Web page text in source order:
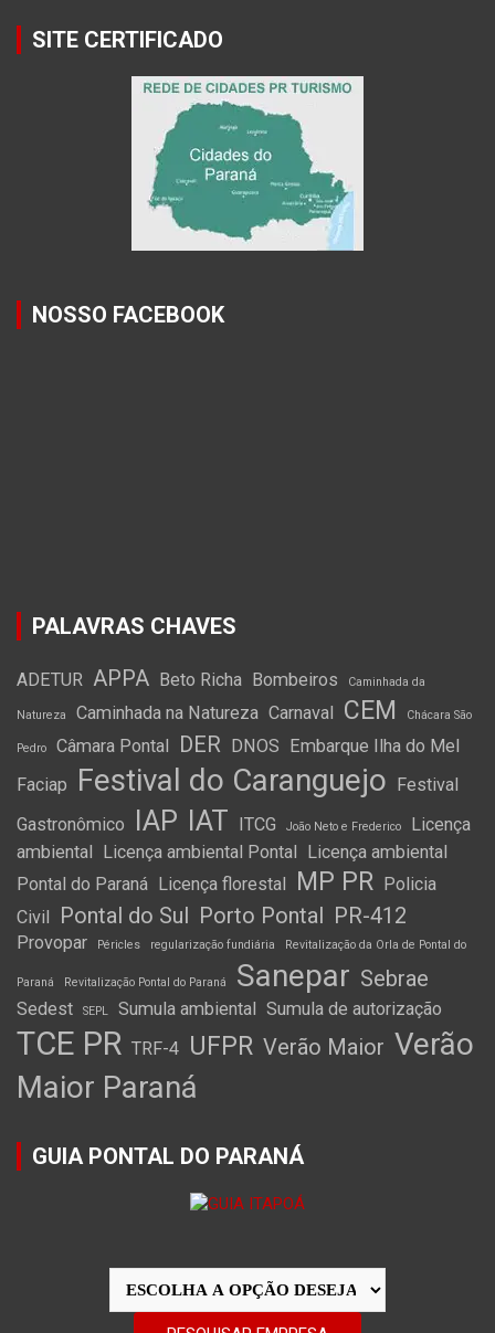
SITE CERTIFICADO
NOSSO FACEBOOK
PALAVRAS CHAVES
ADETUR APPA Beto Richa Bombeiros Caminhada da
Natureza Caminhada na Natureza Carnaval CEM Chácara São
Pedro Câmara Pontal DER DNOS
Embarque Ilha do Mel
Faciap
Festival do Caranguejo
Festival
Gastronômico
IAP IAT ITCG João Neto e Frederico
Licença
ambiental
Licença ambiental Pontal
Licença ambiental
Pontal do Paraná
Licença florestal MP PR
Policia
Civil
Pontal do Sul Porto Pontal PR-412
Provopar Péricles regularização fundiária Revitalização da Orla de Pontal do
Paraná Revitalização Pontal do Paraná Sanepar Sebrae
Sedest SEPL Sumula ambiental Sumula de autorização
TCE PR TRF-4 UFPR Verão Maior Verão
Maior Paraná
GUIA PONTAL DO PARANÁ